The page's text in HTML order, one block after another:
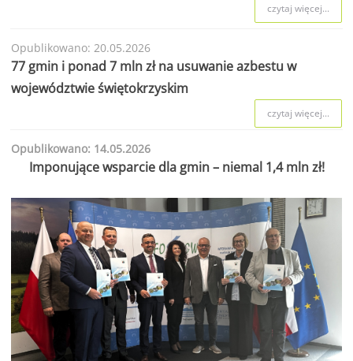
czytaj więcej...
Opublikowano: 20.05.2026
77 gmin i ponad 7 mln zł na usuwanie azbestu w
województwie świętokrzyskim
czytaj więcej...
Opublikowano: 14.05.2026
Imponujące wsparcie dla gmin – niemal 1,4 mln zł!